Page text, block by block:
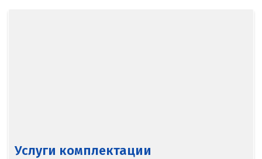
Воронеж
Услуги комплектации